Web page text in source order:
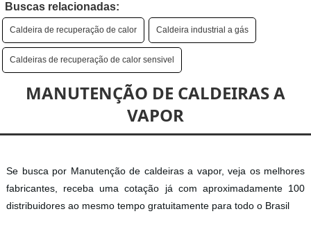
Buscas relacionadas:
Caldeira de recuperação de calor Caldeira industrial a gás
Caldeiras de recuperação de calor sensivel
MANUTENÇÃO DE CALDEIRAS A
VAPOR
Se busca por Manutenção de caldeiras a vapor, veja os melhores
fabricantes, receba uma cotação já com aproximadamente 100
distribuidores ao mesmo tempo gratuitamente para todo o Brasil